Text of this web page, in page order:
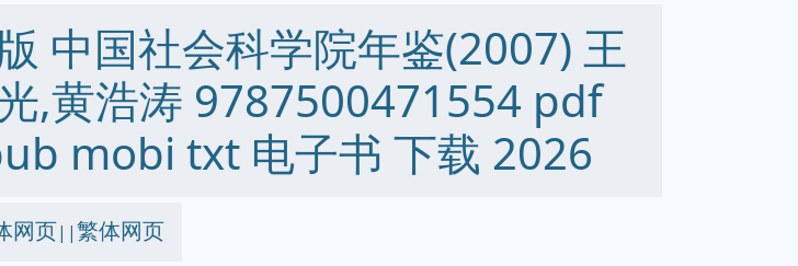
中国社会科学院年鉴(2007) 王
,黄浩涛 9787500471554 pdf
mobi txt 电子书 下载 2026
网页||繁体网页